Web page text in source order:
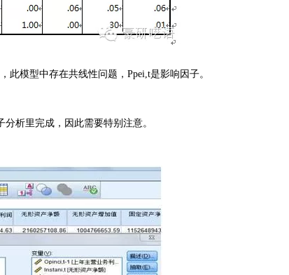
模型中存在共线性问题，Ppei,t是影响因子。
析里完成，因此需要特别注意。